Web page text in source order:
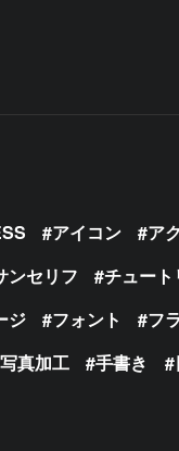
アイコン
ア
ンセリフ チュート
ジ フォント フ
写真加工 手書き